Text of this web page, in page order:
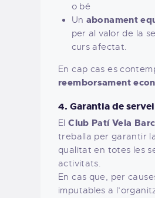
o bé
Un abonament
per al valor de la
curs afectat.
En cap cas es
reemborsament
4. Garantia de servei
ElClub Patí Vela
treballa per garantir
qualitat en totes les
activitats.
En cas que, per
imputables a